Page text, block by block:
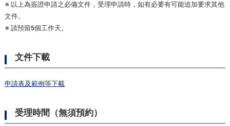
※ 以上為簽證申請之必備文件，受理申請時，如有必要有可能追加要求其他
文件。
※ 請預留5個工作天。
文件下載
申請表及範例等下載
受理時間（無須預約）